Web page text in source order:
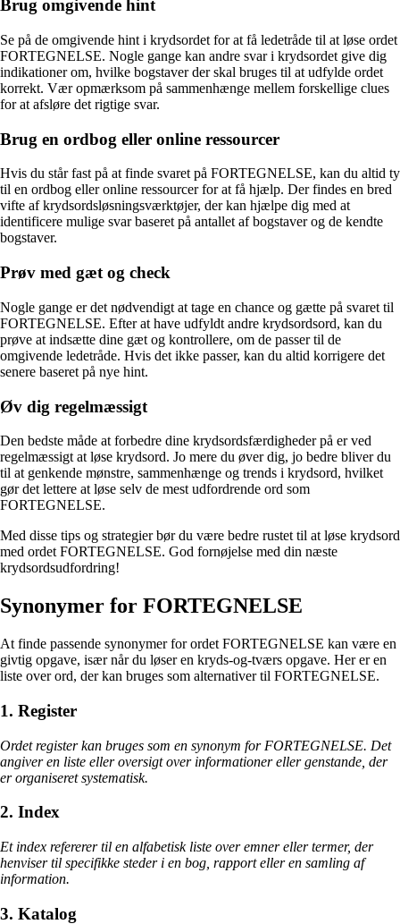
Brug omgivende hint
Se på de omgivende hint i krydsordet for at få ledetråde til at løse ordet
FORTEGNELSE. Nogle gange kan andre svar i krydsordet give dig
indikationer om, hvilke bogstaver der skal bruges til at udfylde ordet
korrekt. Vær opmærksom på sammenhænge mellem forskellige clues
for at afsløre det rigtige svar.
Brug en ordbog eller online ressourcer
Hvis du står fast på at finde svaret på FORTEGNELSE, kan du altid ty
til en ordbog eller online ressourcer for at få hjælp. Der findes en bred
vifte af krydsordsløsningsværktøjer, der kan hjælpe dig med at
identificere mulige svar baseret på antallet af bogstaver og de kendte
bogstaver.
Prøv med gæt og check
Nogle gange er det nødvendigt at tage en chance og gætte på svaret til
FORTEGNELSE. Efter at have udfyldt andre krydsordsord, kan du
prøve at indsætte dine gæt og kontrollere, om de passer til de
omgivende ledetråde. Hvis det ikke passer, kan du altid korrigere det
senere baseret på nye hint.
Øv dig regelmæssigt
Den bedste måde at forbedre dine krydsordsfærdigheder på er ved
regelmæssigt at løse krydsord. Jo mere du øver dig, jo bedre bliver du
til at genkende mønstre, sammenhænge og trends i krydsord, hvilket
gør det lettere at løse selv de mest udfordrende ord som
FORTEGNELSE.
Med disse tips og strategier bør du være bedre rustet til at løse krydsord
med ordet FORTEGNELSE. God fornøjelse med din næste
krydsordsudfordring!
Synonymer for FORTEGNELSE
At finde passende synonymer for ordet FORTEGNELSE kan være en
givtig opgave, især når du løser en kryds-og-tværs opgave. Her er en
liste over ord, der kan bruges som alternativer til FORTEGNELSE.
1. Register
Ordet register kan bruges som en synonym for FORTEGNELSE. Det
angiver en liste eller oversigt over informationer eller genstande, der
er organiseret systematisk.
2. Index
Et index refererer til en alfabetisk liste over emner eller termer, der
henviser til specifikke steder i en bog, rapport eller en samling af
information.
3. Katalog